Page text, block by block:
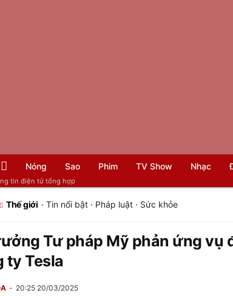
tin điện tử tổng hợp
Nóng Sao Phim TV Show Nhạc
Thế giới · Tin nổi bật· Pháp luật· Sức khỏe
Tư pháp Mỹ phản ứng vụ
ty Tesla
20:25 20/03/2025